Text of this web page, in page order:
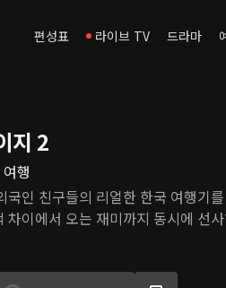
편성표 라이브 TV 드라마
지 2
행
국인 친구들의 리얼한 한국 여행기
차이에서 오는 재미까지 동시에 선